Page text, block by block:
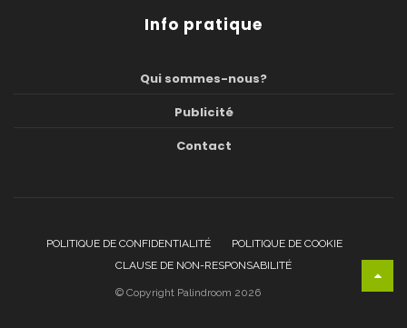
Info pratique
Qui sommes-nous?
Publicité
Contact
POLITIQUE DE CONFIDENTIALITÉ
POLITIQUE DE COOKIE
CLAUSE DE NON-RESPONSABILITÉ
© Copyright Palindroom 2026